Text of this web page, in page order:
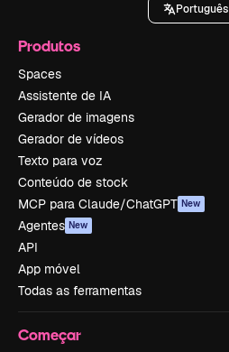
Português
Produtos
Spaces
Assistente de IA
Gerador de imagens
Gerador de vídeos
Texto para voz
Conteúdo de stock
MCP para Claude/ChatGPT New
Agentes New
API
App móvel
Todas as ferramentas
Começar